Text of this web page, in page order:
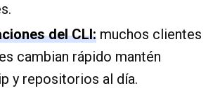
del CLI: muchos clientes
cambian rápido mantén
y repositorios al día.